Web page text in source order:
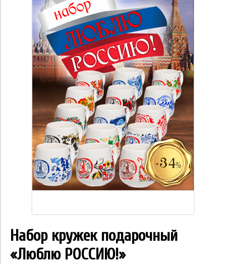
Набор кружек подарочный
«Люблю РОССИЮ!»